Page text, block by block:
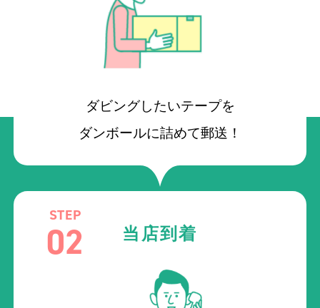
ダビングしたいテープを
ダンボールに詰めて郵送！
STEP
02 当店到着